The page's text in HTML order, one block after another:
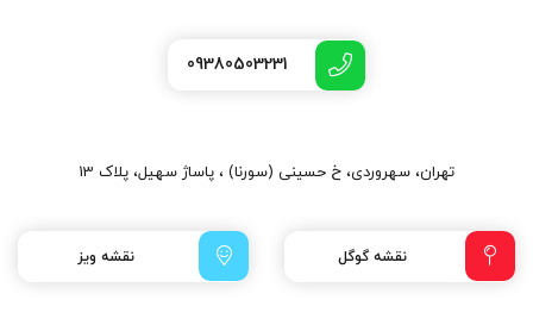
09380503231
تهران، سهروردی، خ حسینی (سورنا) ، پاساژ سهیل، پلاک 13
نقشه گوگل نقشه ویز